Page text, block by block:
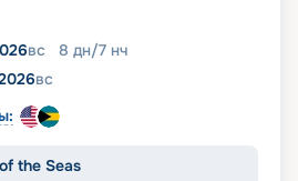
вс 8 дн/7 нч
вс
the Seas